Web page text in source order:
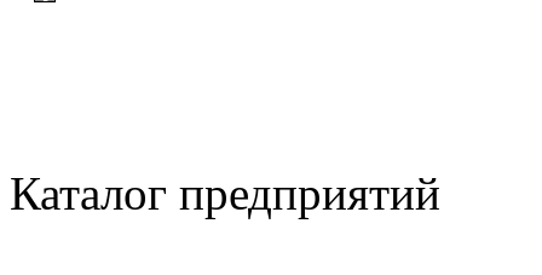
Каталог предприятий